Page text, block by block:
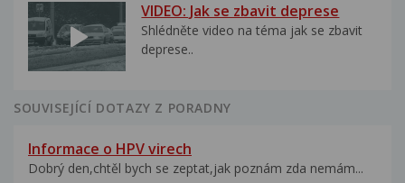
VIDEO: Jak se zbavit deprese
Shlédněte video na téma jak se zbavit
deprese..
SOUVISEJÍCÍ DOTAZY Z PORADNY
Informace o HPV virech
Dobrý den,chtěl bych se zeptat,jak poznám zda nemám...